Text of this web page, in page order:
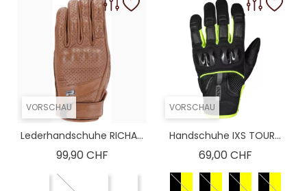
VORSCHAU
Lederhandschuhe RICHA...
99,90 CHFPreis
VORSCHAU
Handschuhe IXS TOUR...
69,00 CHFPreis